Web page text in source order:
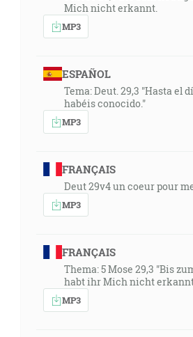
Mich nicht erkannt.
MP3
ESPAÑOL
Tema: Deut. 29,3 "Hasta el
habéis conocido."
MP3
FRANÇAIS
Deut 29v4 un coeur pour
MP3
FRANÇAIS
Thema: 5 Mose 29,3 "Bis
habt ihr Mich nicht
MP3